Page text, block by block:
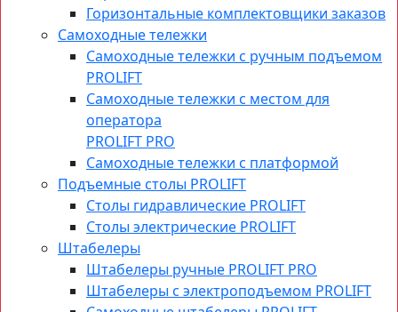
Горизонтальные комплектовщики заказов
Самоходные тележки
Самоходные тележки с ручным подъемом
PROLIFT
Самоходные тележки с местом для
оператора
PROLIFT PRO
Самоходные тележки с платформой
Подъемные столы PROLIFT
Столы гидравлические PROLIFT
Столы электрические PROLIFT
Штабелеры
Штабелеры ручные PROLIFT PRO
Штабелеры с электроподъемом PROLIFT